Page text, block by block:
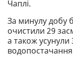
Чаплі.
За минулу добу
очистили 29
а також